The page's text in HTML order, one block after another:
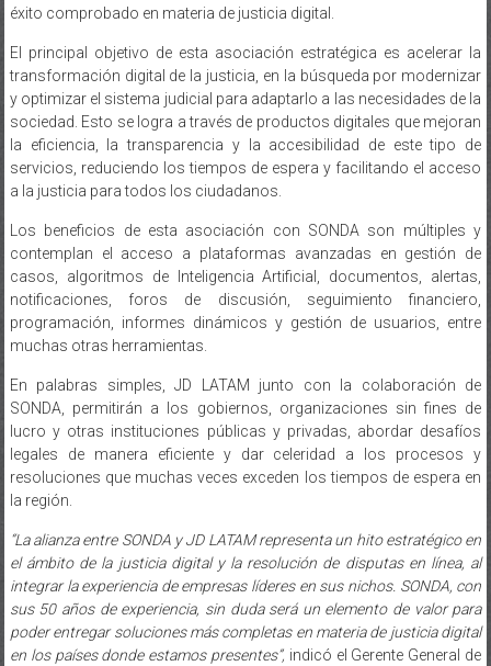
éxito comprobado en materia de justicia digital.
El principal objetivo de esta asociación estratégica es acelerar la
transformación digital de la justicia, en la búsqueda por modernizar
y optimizar el sistema judicial para adaptarlo a las necesidades de la
sociedad. Esto se logra a través de productos digitales que mejoran
la eficiencia, la transparencia y la accesibilidad de este tipo de
servicios, reduciendo los tiempos de espera y facilitando el acceso
a la justicia para todos los ciudadanos.
Los beneficios de esta asociación con SONDA son múltiples y
contemplan el acceso a plataformas avanzadas en gestión de
casos, algoritmos de Inteligencia Artificial, documentos, alertas,
notificaciones, foros de discusión, seguimiento financiero,
programación, informes dinámicos y gestión de usuarios, entre
muchas otras herramientas.
En palabras simples, JD LATAM junto con la colaboración de
SONDA, permitirán a los gobiernos, organizaciones sin fines de
lucro y otras instituciones públicas y privadas, abordar desafíos
legales de manera eficiente y dar celeridad a los procesos y
resoluciones que muchas veces exceden los tiempos de espera en
la región.
“La alianza entre SONDA y JD LATAM representa un hito estratégico en
el ámbito de la justicia digital y la resolución de disputas en línea, al
integrar la experiencia de empresas líderes en sus nichos. SONDA, con
sus 50 años de experiencia, sin duda será un elemento de valor para
poder entregar soluciones más completas en materia de justicia digital
en los países donde estamos presentes”, indicó el Gerente General de